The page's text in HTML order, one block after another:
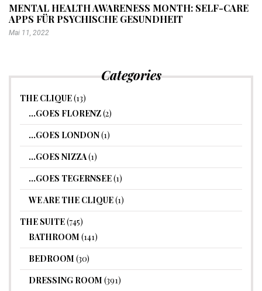
MENTAL HEALTH AWARENESS MONTH: SELF-CARE
APPS FÜR PSYCHISCHE GESUNDHEIT
Mai 11, 2022
Categories
THE CLIQUE(13)
…GOES FLORENZ(2)
…GOES LONDON(1)
…GOES NIZZA(1)
…GOES TEGERNSEE(1)
WE ARE THE CLIQUE(1)
THE SUITE(745)
BATHROOM (141)
BEDROOM (30)
DRESSING ROOM (391)